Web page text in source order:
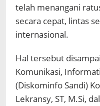
telah menangani
secara cepat, lintas
internasional.
Hal tersebut
Komunikasi,
(Diskominfo Sandi)
Lekransy, ST, M.Si,